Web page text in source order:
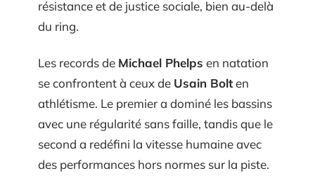
résistance et de justice sociale, bien au-delà
du ring.
Les records de Michael Phelps en natation
se confrontent à ceux de Usain Bolten
athlétisme. Le premier a dominé les bassins
avec une régularité sans faille, tandis que le
second a redéfini la vitesse humaine avec
des performances hors normes sur la piste.